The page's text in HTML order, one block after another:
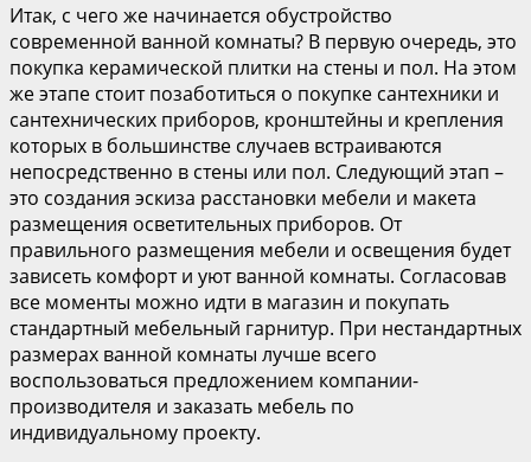
Итак, с чего же начинается обустройство
современной ванной комнаты? В первую очередь, это
покупка керамической плитки на стены и пол. На этом
же этапе стоит позаботиться о покупке сантехники и
сантехнических приборов, кронштейны и крепления
которых в большинстве случаев встраиваются
непосредственно в стены или пол. Следующий этап –
это создания эскиза расстановки мебели и макета
размещения осветительных приборов. От
правильного размещения мебели и освещения будет
зависеть комфорт и уют ванной комнаты. Согласовав
все моменты можно идти в магазин и покупать
стандартный мебельный гарнитур. При нестандартных
размерах ванной комнаты лучше всего
воспользоваться предложением компании-
производителя и заказать мебель по
индивидуальному проекту.